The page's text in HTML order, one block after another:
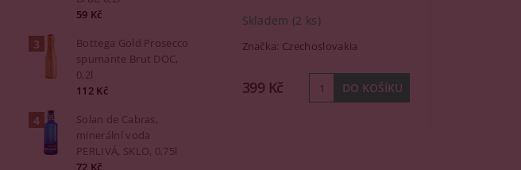
59 Kč
Bottega Gold Prosecco
spumante Brut DOC,
0,2l
112 Kč
Solan de Cabras,
minerální voda
PERLIVÁ, SKLO, 0,75l
72 Kč
Skladem (2 ks)
Značka: Czechoslovakia
399 Kč